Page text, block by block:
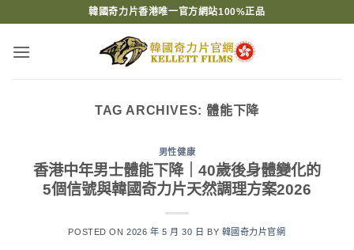
content
韓國奇力片香港唯一官方網站100%正品
TAG ARCHIVES: 體能下降
男性健康
香港中年男士體能下降｜40歲後身體變化的
5個信號與韓國奇力片天然調理方案2026
POSTED ON2026 年 5 月 30 日 BY 韓國奇力片官網